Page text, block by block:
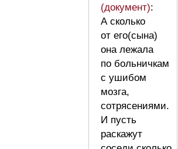
(документ):
А сколько
от его(сына)
она лежала
по больничкам
с ушибом
мозга,
сотрясениями.
И пусть
раскажут